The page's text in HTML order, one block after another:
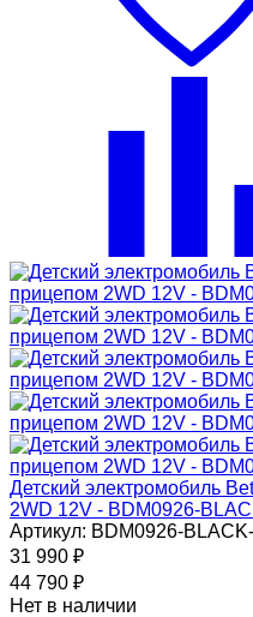
Детский электромобиль
2WD 12V - BDM0926-
Артикул: BDM0926-
31 990 ₽
44 790 ₽
Нет в наличии